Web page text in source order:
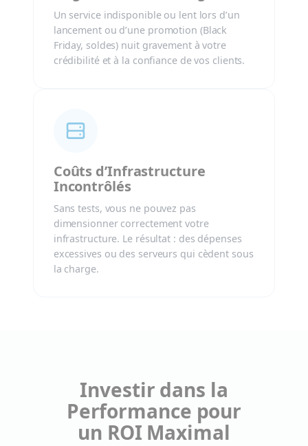
Un service indisponible ou lent lors d’un
lancement ou d’une promotion (Black
Friday, soldes) nuit gravement à votre
crédibilité et à la confiance de vos clients.
Coûts d’Infrastructure
Incontrôlés
Sans tests, vous ne pouvez pas
dimensionner correctement votre
infrastructure. Le résultat : des dépenses
excessives ou des serveurs qui cèdent sous
la charge.
Investir dans la
Performance pour
un ROI Maximal